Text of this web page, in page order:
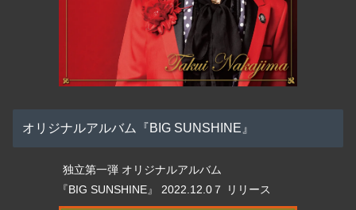
オリジナルアルバム『BIG SUNSHINE』
独立第一弾 オリジナルアルバム
『BIG SUNSHINE』 2022.12.0７ リリース